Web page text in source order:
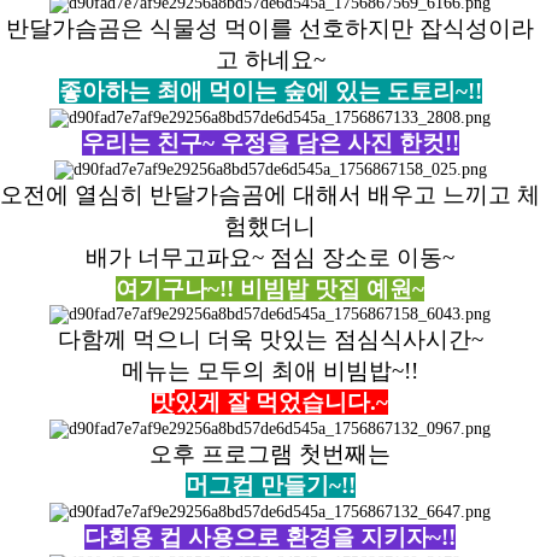
반달가슴곰은 식물성 먹이를 선호하지만 잡식성이라
고 하네요~
좋아하는 최애 먹이는 숲에 있는 도토리~!!
우리는 친구~ 우정을 담은 사진 한컷!!
오전에 열심히 반달가슴곰에 대해서 배우고 느끼고 체
험했더니
배가 너무고파요~ 점심 장소로 이동~
여기구나~!! 비빔밥 맛집 예원~
다함께 먹으니 더욱 맛있는 점심식사시간~
메뉴는 모두의 최애 비빔밥~!!
맛있게 잘 먹었습니다.~
오후 프로그램 첫번째는
머그컵 만들기~!!
다회용 컵 사용으로 환경을 지키자~!!